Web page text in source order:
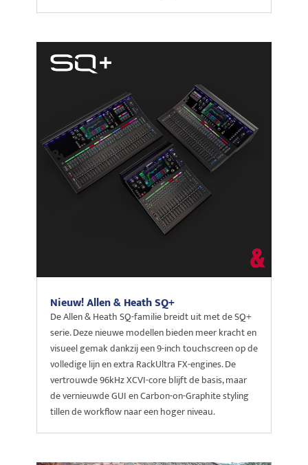
Nieuw! Allen & Heath SQ+
De Allen & Heath SQ-familie breidt uit met de SQ+
serie. Deze nieuwe modellen bieden meer kracht en
visueel gemak dankzij een 9-inch touchscreen op de
volledige lijn en extra RackUltra FX-engines. De
vertrouwde 96kHz XCVI-core blijft de basis, maar
de vernieuwde GUI en Carbon-on-Graphite styling
tillen de workflow naar een hoger niveau.